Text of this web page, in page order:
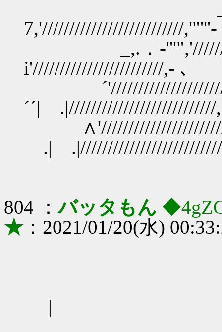
7,'//////////////////////////,'"'''-
_,.．-
i'////////////////////////,- ､
´´| .|///////////////////////////
.|
804 ：バッタもん
★：2021/01/20(水)
|